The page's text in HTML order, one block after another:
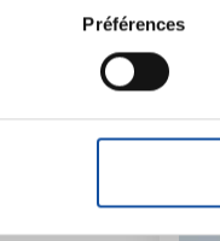
sur votre
de vos
ou retirer votre
Préférences
La